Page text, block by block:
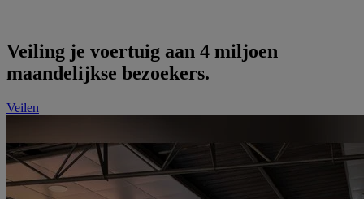
Veiling je voertuig aan 4 miljoen
maandelijkse bezoekers.
Veilen